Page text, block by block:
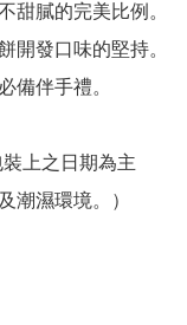
甜膩的完美比例。
開發口味的堅持。
備伴手禮。
潮濕環境。）